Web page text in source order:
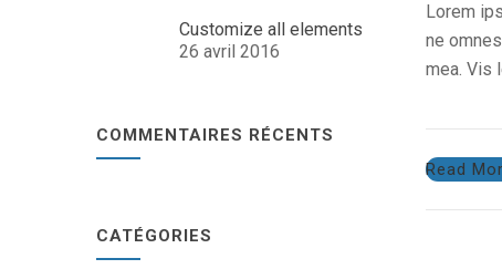
Customize all elements
26 avril 2016
COMMENTAIRES RÉCENTS
CATÉGORIES
Lorem
ne
mea. Vis
Read